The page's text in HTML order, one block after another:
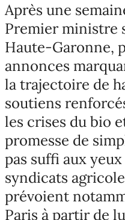
Après une
Premier ministre
Haute-Garonne,
annonces
la trajectoire de
soutiens
les crises du bio
promesse de
pas suffi aux
syndicats
prévoient
Paris à partir de